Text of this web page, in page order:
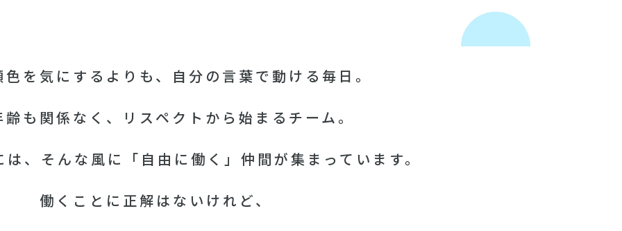
を気にするよりも、 自分の言葉で動ける毎日。
も関係なく、 リスペクトから始まるチーム。
、そんな風に 「自由に働く」仲間が集まっています。
働くことに正解はないけれど、